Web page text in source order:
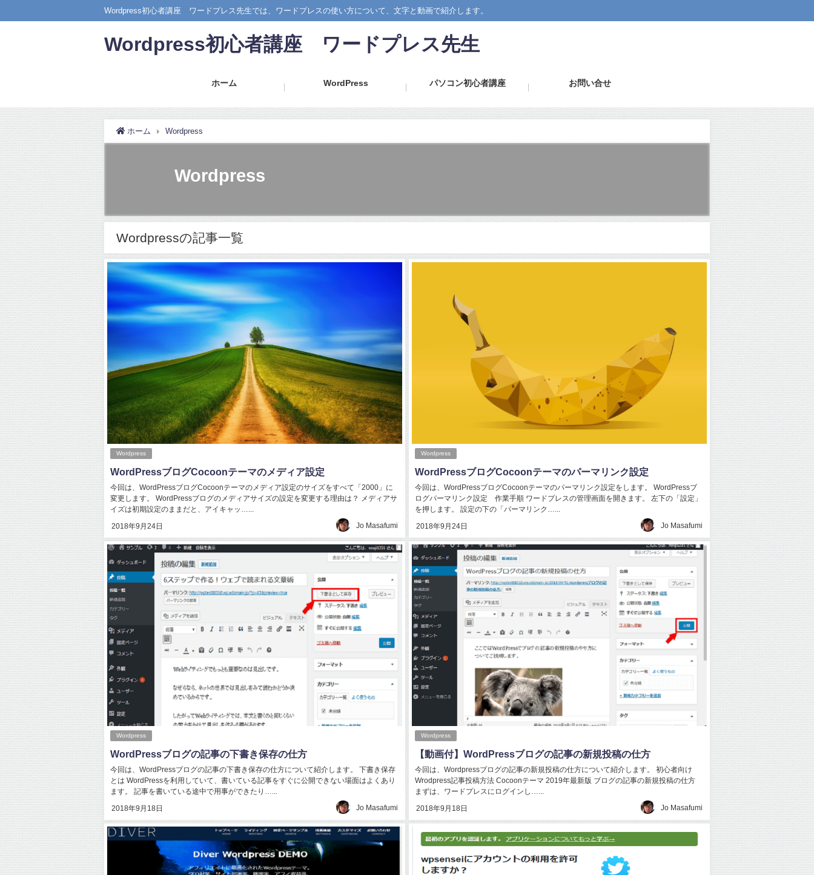
Wordpress初心者講座 ワードプレス先生では、ワードプレスの使い方について、文字と動画で紹介します。
Wordpress初心者講座 ワードプレス先生
ホーム WordPress パソコン初心者講座 お問い合せ
ホーム Wordpress
Wordpress
Wordpressの記事一覧
Wordpress
WordPressブログCocoonテーマのメディア設定
今回は、WordPressブログCocoonテーマのメディア設定のサイズをすべて「2000」に
変更します。 WordPressブログのメディアサイズの設定を変更する理由は？ メディアサ
イズは初期設定のままだと、アイキャッ…...
2018年9月24日 Jo Masafumi
Wordpress
WordPressブログCocoonテーマのパーマリンク設定
今回は、WordPressブログCocoonテーマのパーマリンク設定をします。 WordPressブ
ログパーマリンク設定 作業手順 ワードプレスの管理画面を開きます。 左下の「設定」
を押します。 設定の下の「パーマリンク…...
2018年9月24日 Jo Masafumi
Wordpress
WordPressブログの記事の下書き保存の仕方
今回は、WordPressブログの記事の下書き保存の仕方について紹介します。 下書き保存
とは WordPressを利用していて、書いている記事をすぐに公開できない場面はよくあり
ます。 記事を書いている途中で用事ができたり…...
2018年9月18日 Jo Masafumi
Wordpress
【動画付】WordPressブログの記事の新規投稿の仕方
今回は、Wordpressブログの記事の新規投稿の仕方について紹介します。 初心者向け
Wrodpress記事投稿方法 Cocoonテーマ 2019年最新版 ブログの記事の新規投稿の仕方
まずは、ワードプレスにログインし…...
2018年9月18日 Jo Masafumi